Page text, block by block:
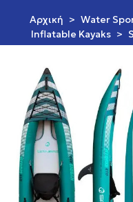
Αρχική > Water
Ιnflatable Κayaks >